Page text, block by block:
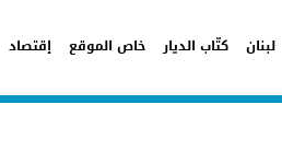
لبنان كتّاب الديار خاص الموقع إقتصاد